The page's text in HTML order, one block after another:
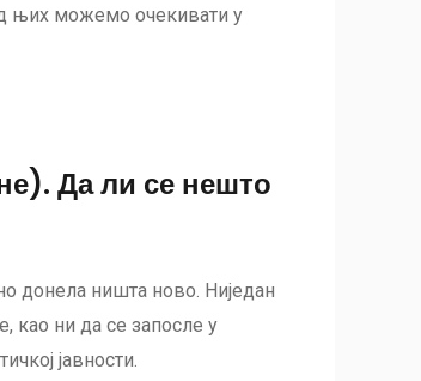
њих можемо очекивати у
Да ли се нешто
донела ништа ново. Ниједан
као ни да се запосле у
јавности.